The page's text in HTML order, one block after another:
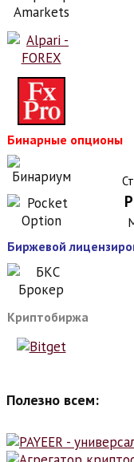
Бинарные опционы
Биржевой
Криптобиржа
Полезно всем: